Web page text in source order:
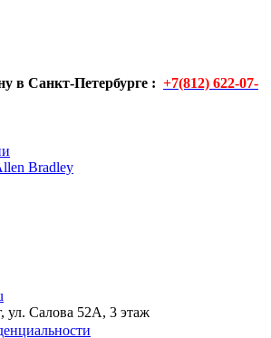
в Санкт-Петербурге : +7(812) 622-07-
Bradley
ул. Салова 52А, 3 этаж